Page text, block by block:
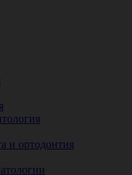
и ортодонтия